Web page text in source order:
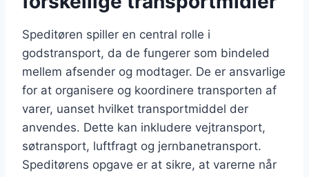
Speditøren spiller en central rolle i
godstransport, da de fungerer som bindeled
mellem afsender og modtager. De er ansvarlige
for at organisere og koordinere transporten af
varer, uanset hvilket transportmiddel der
anvendes. Dette kan inkludere vejtransport,
søtransport, luftfragt og jernbanetransport.
Speditørens opgave er at sikre, at varerne når